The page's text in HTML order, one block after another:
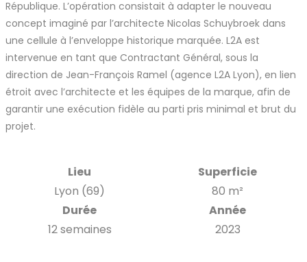
République. L’opération consistait à adapter le nouveau
concept imaginé par l’architecte Nicolas Schuybroek dans
une cellule à l’enveloppe historique marquée. L2A est
intervenue en tant que Contractant Général, sous la
direction de Jean-François Ramel (agence L2A Lyon), en lien
étroit avec l’architecte et les équipes de la marque, afin de
garantir une exécution fidèle au parti pris minimal et brut du
projet.
Lieu
Lyon (69)
Superficie
80 m²
Durée
12 semaines
Année
2023